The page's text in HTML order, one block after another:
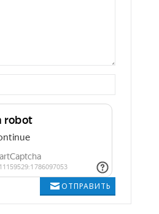
ОТПРАВИТЬ